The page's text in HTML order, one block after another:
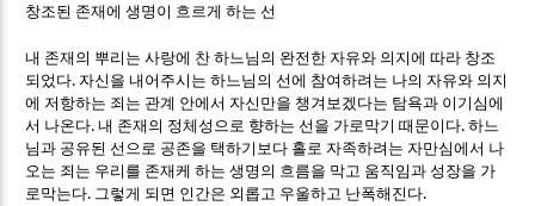
창조된 존재에 생명이 흐르게 하는 선
내 존재의 뿌리는 사랑에 찬 하느님의 완전한 자유와 의지에 따라 창조
되었다.자신을 내어주시는 하느님의 선에 참여하려는 나의 자유와 의지
에 저항하는 죄는 관계 안에서 자신만을 챙겨보겠다는 탐욕과 이기심에
서 나온다.내 존재의 정체성으로 향하는 선을 가로막기 때문이다.하느
님과 공유된 선으로 공존을 택하기보다 홀로 자족하려는 자만심에서 나
오는 죄는 우리를 존재케 하는 생명의 흐름을 막고 움직임과 성장을 가
로막는다. 그렇게 되면 인간은 외롭고 우울하고 난폭해진다.
Sketchbook5, 스케치북5
Sketchbook5, 스케치북5